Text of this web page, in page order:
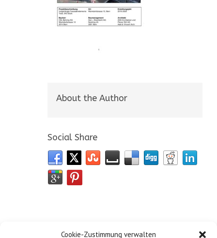
Cookie-Zustimmung verwalten
About the Author
Social Share